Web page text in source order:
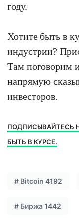
году.
Хотите быть в
индустрии?
Там поговорим
напрямую
инвесторов.
ПОДПИСЫВАЙТЕСЬ
БЫТЬ В КУРСЕ.
# Bitcoin 4192
# Биржа 1442